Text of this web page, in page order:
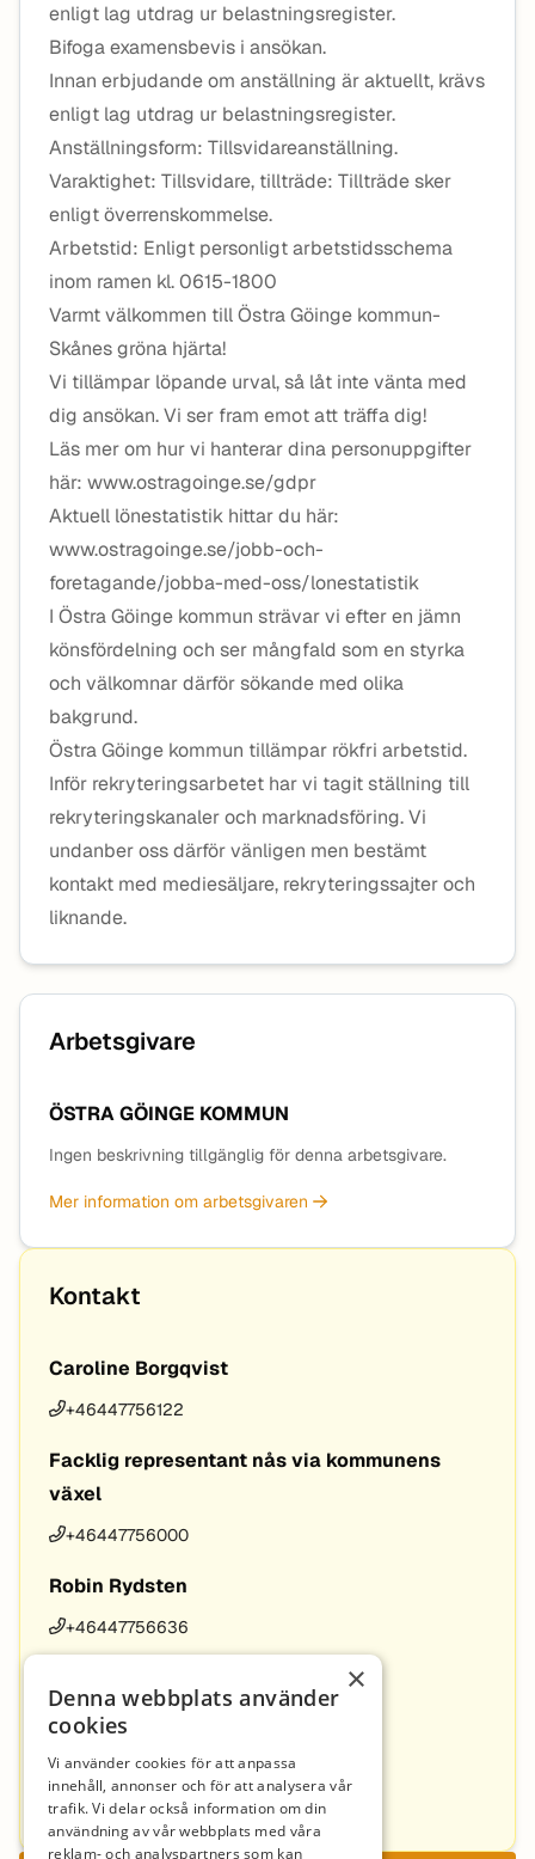
enligt lag utdrag ur belastningsregister.
Bifoga examensbevis i ansökan.
Innan erbjudande om anställning är aktuellt, krävs
enligt lag utdrag ur belastningsregister.
Anställningsform: Tillsvidareanställning.
Varaktighet: Tillsvidare, tillträde: Tillträde sker
enligt överrenskommelse.
Arbetstid: Enligt personligt arbetstidsschema
inom ramen kl. 0615-1800
Varmt välkommen till Östra Göinge kommun-
Skånes gröna hjärta!
Vi tillämpar löpande urval, så låt inte vänta med
dig ansökan. Vi ser fram emot att träffa dig!
Läs mer om hur vi hanterar dina personuppgifter
här: www.ostragoinge.se/gdpr
Aktuell lönestatistik hittar du här:
www.ostragoinge.se/jobb-och-
foretagande/jobba-med-oss/lonestatistik
I Östra Göinge kommun strävar vi efter en jämn
könsfördelning och ser mångfald som en styrka
och välkomnar därför sökande med olika
bakgrund.
Östra Göinge kommun tillämpar rökfri arbetstid.
Inför rekryteringsarbetet har vi tagit ställning till
rekryteringskanaler och marknadsföring. Vi
undanber oss därför vänligen men bestämt
kontakt med mediesäljare, rekryteringssajter och
liknande.
Arbetsgivare
ÖSTRA GÖINGE KOMMUN
Ingen beskrivning tillgänglig för denna arbetsgivare.
Mer information om arbetsgivaren
Kontakt
Caroline Borgqvist
+46447756122
Facklig representant nås via kommunens
växel
+46447756000
Robin Rydsten
+46447756636
+46447756135
Emilia Persson
+46447756128
×
Denna webbplats använder
cookies
Vi använder cookies för att anpassa
innehåll, annonser och för att analysera vår
trafik. Vi delar också information om din
användning av vår webbplats med våra
reklam- och analyspartners som kan